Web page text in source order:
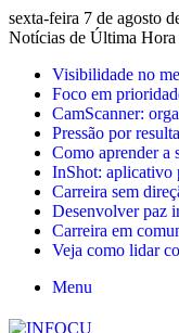
sexta-feira 7 de agosto
Notícias de Última Hora
Visibilidade no
Foco em
CamScanner:
Pressão por
Como aprender a
InShot: aplicativo
Carreira sem
Desenvolver paz
Carreira em
Veja como lidar
Menu